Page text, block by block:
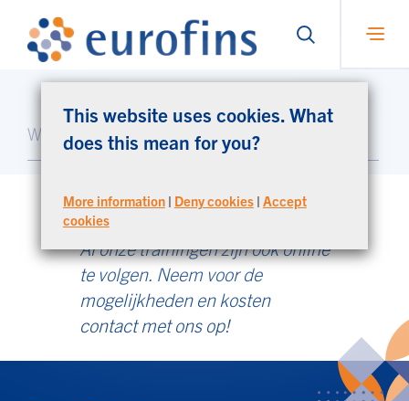
This website uses cookies. What
does this mean for you?
More information| Deny cookies| Accept
cookies
Trainingen
Al onze trainingen zijn ook online
te volgen. Neem voor de
mogelijkheden en kosten
contact met ons op!